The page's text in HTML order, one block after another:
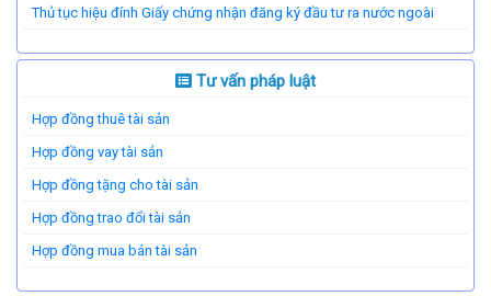
Thủ tục hiệu đính Giấy chứng nhận đăng ký đầu tư ra nước ngoài
Tư vấn pháp luật
Hợp đồng thuê tài sản
Hợp đồng vay tài sản
Hợp đồng tặng cho tài sản
Hợp đồng trao đổi tài sản
Hợp đồng mua bán tài sản